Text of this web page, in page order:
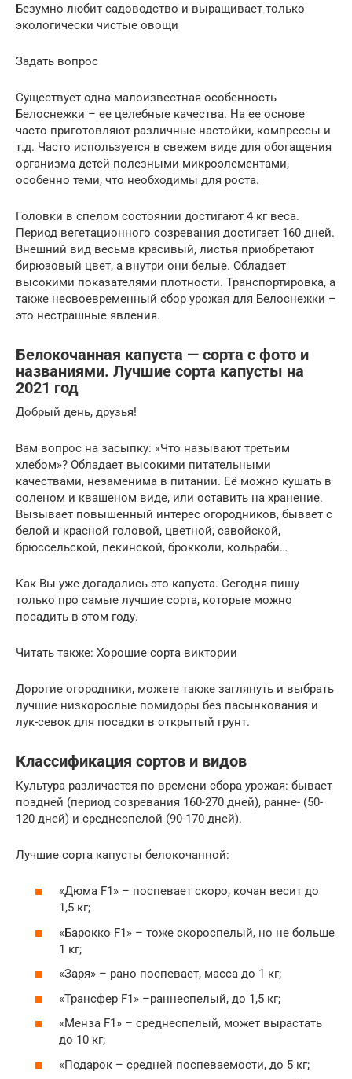
Безумно любит садоводство и выращивает только
экологически чистые овощи
Задать вопрос
Существует одна малоизвестная особенность
Белоснежки – ее целебные качества. На ее основе
часто приготовляют различные настойки, компрессы и
т.д. Часто используется в свежем виде для обогащения
организма детей полезными микроэлементами,
особенно теми, что необходимы для роста.
Головки в спелом состоянии достигают 4 кг веса.
Период вегетационного созревания достигает 160 дней.
Внешний вид весьма красивый, листья приобретают
бирюзовый цвет, а внутри они белые. Обладает
высокими показателями плотности. Транспортировка, а
также несвоевременный сбор урожая для Белоснежки –
это нестрашные явления.
Белокочанная капуста — сорта с фото и
названиями. Лучшие сорта капусты на
2021 год
Добрый день, друзья!
Вам вопрос на засыпку: «Что называют третьим
хлебом»? Обладает высокими питательными
качествами, незаменима в питании. Её можно кушать в
соленом и квашеном виде, или оставить на хранение.
Вызывает повышенный интерес огородников, бывает с
белой и красной головой, цветной, савойской,
брюссельской, пекинской, брокколи, кольраби…
Как Вы уже догадались это капуста. Сегодня пишу
только про самые лучшие сорта, которые можно
посадить в этом году.
Читать также: Хорошие сорта виктории
Дорогие огородники, можете также заглянуть и выбрать
лучшие низкорослые помидоры без пасынкования и
лук-севок для посадки в открытый грунт.
Классификация сортов и видов
Культура различается по времени сбора урожая: бывает
поздней (период созревания 160-270 дней), ранне- (50-
120 дней) и среднеспелой (90-170 дней).
Лучшие сорта капусты белокочанной:
«Дюма F1» – поспевает скоро, кочан весит до
1,5 кг;
«Барокко F1» – тоже скороспелый, но не больше
1 кг;
«Заря» – рано поспевает, масса до 1 кг;
«Трансфер F1» –раннеспелый, до 1,5 кг;
«Менза F1» – среднеспелый, может вырастать
до 10 кг;
«Подарок – средней поспеваемости, до 5 кг;